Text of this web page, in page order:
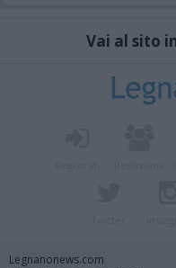
Vai al sito
Legnanonews.com